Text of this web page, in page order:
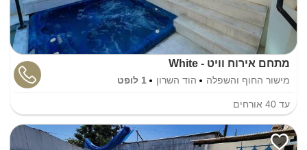
מתחם אירוח וויט - White
מישור החוף והשפלה הוד השרון 1 לופט
עד 40 אורחים